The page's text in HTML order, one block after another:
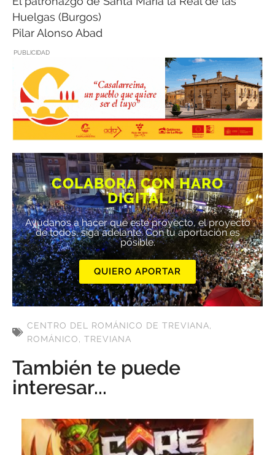
Huelgas (Burgos)
Pilar Alonso Abad
PUBLICIDAD
COLABORA CON HARO
DIGITAL
Ayúdanos a hacer que este proyecto, el proyecto
de todos, siga adelante. Con tu aportación es
posible.
QUIERO APORTAR
CENTRO DEL ROMÁNICO DE TREVIANA,
ROMÁNICO, TREVIANA
También te puede
interesar...